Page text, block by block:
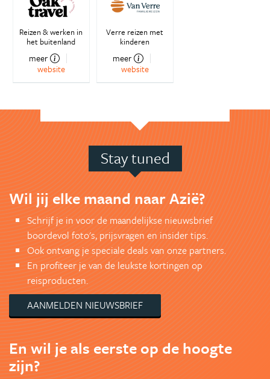
Reizen & werken in
het buitenland
meer
website
Verre reizen met
kinderen
meer
website
Stay tuned
Wil jij elke maand naar Azië?
Schrijf je in voor de maandelijkse nieuwsbrief
boordevol foto's, prijsvragen en insider tips.
Ook ontvang je speciale deals van onze partners.
En profiteer je van de leukste kortingen op
reisproducten.
AANMELDEN NIEUWSBRIEF
En wil je als eerste op de hoogte
zijn?